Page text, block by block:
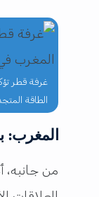
غرفة قطر
الطاقة
المغرب:
من جانبه،